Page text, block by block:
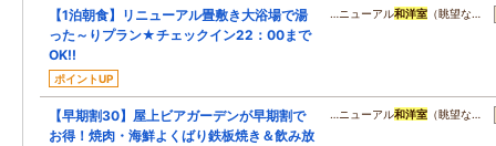
【1泊朝食】リニューアル畳敷き大浴場で湯
った～りプラン★チェックイン22：00まで
OK!!
ポイントUP
…ニューアル和洋室 （眺望な…
【早期割30】屋上ビアガーデンが早期割で
お得！焼肉・海鮮よくばり鉄板焼き＆飲み放
…ニューアル和洋室 （眺望な…